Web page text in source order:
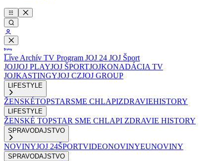
Live Archív TV Program JOJ 24 JOJ Šport
JOJJOJ PLAYJOJ ŠPORTJOJKONADÁCIA TV
JOJKASTINGYJOJ CZJOJ GROUP
LIFESTYLE
ŽENSKÉTOPSTARSME CHLAPIZDRAVIEHISTORY
LIFESTYLE
ŽENSKÉ TOPSTAR SME CHLAPI ZDRAVIE HISTORY
SPRAVODAJSTVO
NOVINYJOJ 24ŠPORTVIDEONOVINYEUNOVINY
SPRAVODAJSTVO